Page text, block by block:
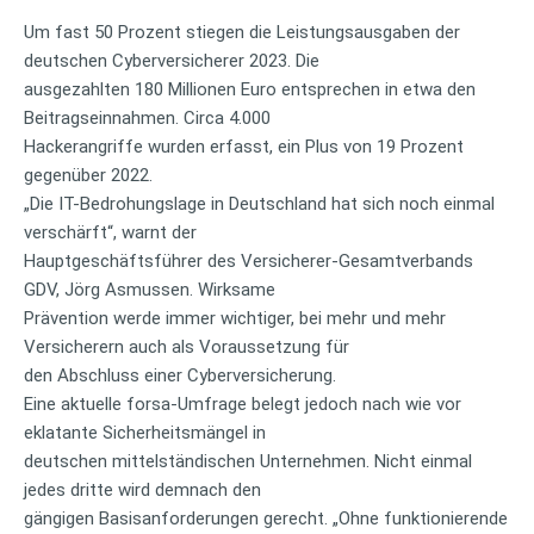
Um fast 50 Prozent stiegen die Leistungsausgaben der
deutschen Cyberversicherer 2023. Die
ausgezahlten 180 Millionen Euro entsprechen in etwa den
Beitragseinnahmen. Circa 4.000
Hackerangriffe wurden erfasst, ein Plus von 19 Prozent
gegenüber 2022.
„Die IT-Bedrohungslage in Deutschland hat sich noch einmal
verschärft“, warnt der
Hauptgeschäftsführer des Versicherer-Gesamtverbands
GDV, Jörg Asmussen. Wirksame
Prävention werde immer wichtiger, bei mehr und mehr
Versicherern auch als Voraussetzung für
den Abschluss einer Cyberversicherung.
Eine aktuelle forsa-Umfrage belegt jedoch nach wie vor
eklatante Sicherheitsmängel in
deutschen mittelständischen Unternehmen. Nicht einmal
jedes dritte wird demnach den
gängigen Basisanforderungen gerecht. „Ohne funktionierende